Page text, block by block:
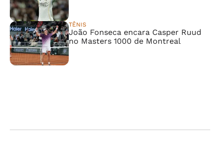
TÊNIS
João Fonseca encara Casper Ruud
no Masters 1000 de Montreal